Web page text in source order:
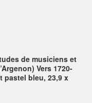
de musiciens et
Vers 1720-
pastel bleu, 23,9 x